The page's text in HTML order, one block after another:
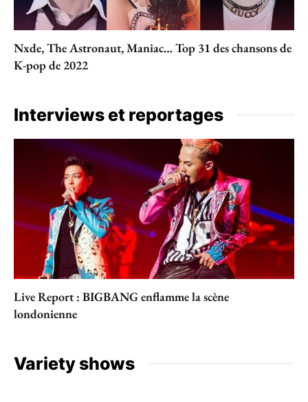
Nxde, The Astronaut, Maniac… Top 31 des chansons de
K-pop de 2022
Interviews et reportages
Live Report : BIGBANG enflamme la scène
londonienne
Variety shows